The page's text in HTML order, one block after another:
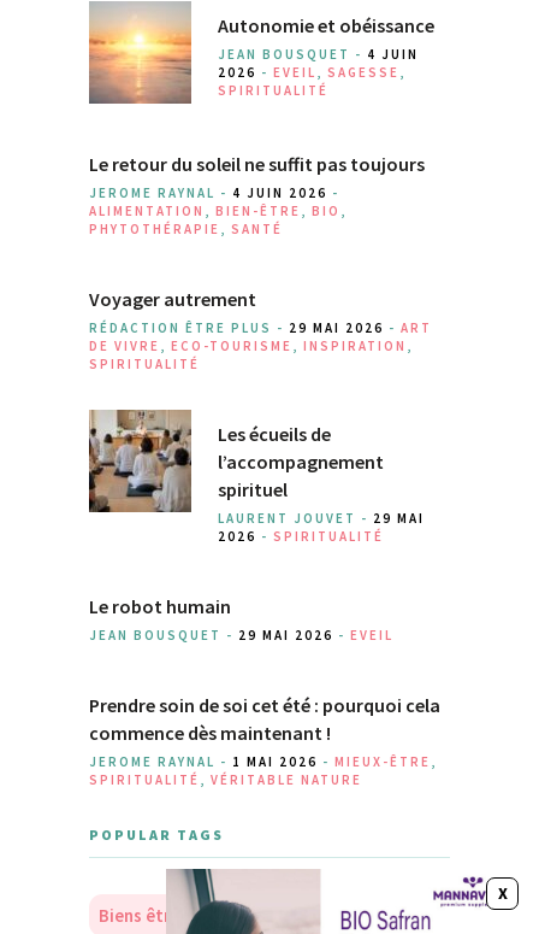
Autonomie et obéissance
JEAN BOUSQUET - 4 JUIN
2026 - EVEIL , SAGESSE ,
SPIRITUALITÉ
Le retour du soleil ne suffit pas toujours
JEROME RAYNAL - 4 JUIN 2026 -
ALIMENTATION , BIEN-ÊTRE , BIO ,
PHYTOTHÉRAPIE , SANTÉ
Voyager autrement
RÉDACTION ÊTRE PLUS - 29 MAI 2026 - ART
DE VIVRE , ECO-TOURISME , INSPIRATION ,
SPIRITUALITÉ
Les écueils de
l’accompagnement
spirituel
LAURENT JOUVET - 29 MAI
2026 - SPIRITUALITÉ
Le robot humain
JEAN BOUSQUET - 29 MAI 2026 - EVEIL
Prendre soin de soi cet été : pourquoi cela
commence dès maintenant !
JEROME RAYNAL - 1 MAI 2026 - MIEUX-ÊTRE ,
SPIRITUALITÉ , VÉRITABLE NATURE
POPULAR TAGS
Biens être Soins Nourriture